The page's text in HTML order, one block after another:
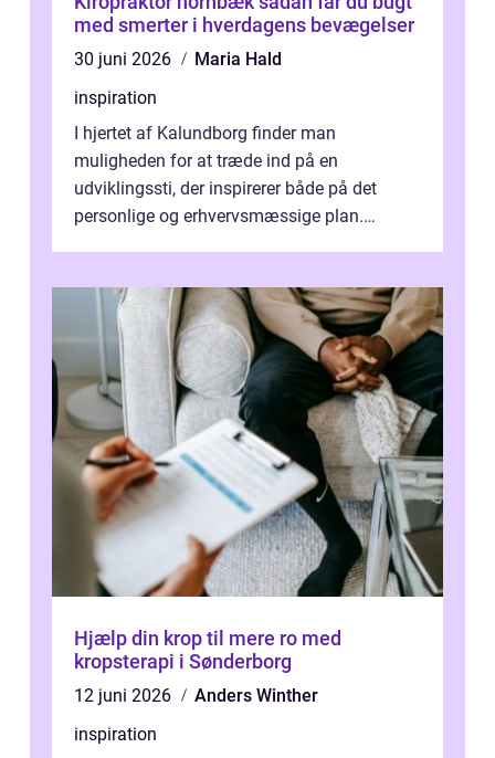
med smerter i hverdagens bevægelser
30 juni 2026
Maria Hald
inspiration
I hjertet af Kalundborg finder man
muligheden for at træde ind på en
udviklingssti, der inspirerer både på det
personlige og erhvervsmæssige plan.
Hjælp din krop til mere ro med
kropsterapi i Sønderborg
12 juni 2026
Anders Winther
inspiration